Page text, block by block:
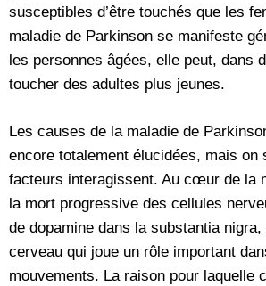
susceptibles d’être touchés que les
maladie de Parkinson se manifeste
les personnes âgées, elle peut, dans
toucher des adultes plus jeunes.
Les causes de la maladie de
encore totalement élucidées, mais on
facteurs interagissent. Au cœur de la
la mort progressive des cellules
de dopamine dans la substantia nigra,
cerveau qui joue un rôle important
mouvements. La raison pour laquelle